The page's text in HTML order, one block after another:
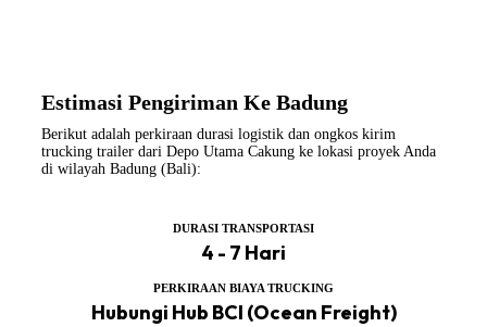
Estimasi Pengiriman Ke Badung
Berikut adalah perkiraan durasi logistik dan ongkos kirim
trucking trailer dari Depo Utama Cakung ke lokasi proyek Anda
di wilayah Badung (Bali):
DURASI TRANSPORTASI
4 - 7 Hari
PERKIRAAN BIAYA TRUCKING
Hubungi Hub BCI (Ocean Freight)